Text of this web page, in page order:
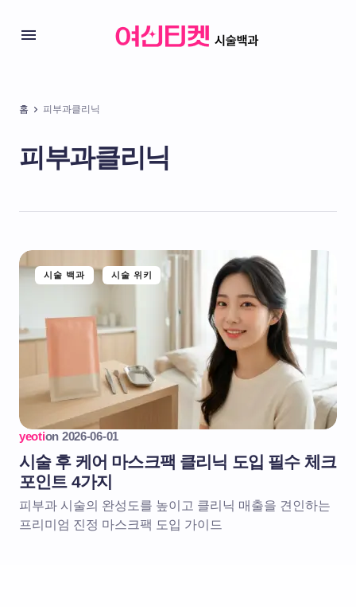
홈 피부과클리닉
피부과클리닉
시술 백과 시술 위키
yeotion 2026-06-01
시술 후 케어 마스크팩 클리닉 도입 필수 체크
포인트 4가지
피부과 시술의 완성도를 높이고 클리닉 매출을 견인하는
프리미엄 진정 마스크팩 도입 가이드